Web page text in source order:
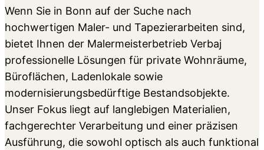
Wenn Sie in Bonn auf der Suche nach
hochwertigen Maler- und Tapezierarbeiten sind,
bietet Ihnen der Malermeisterbetrieb Verbaj
professionelle Lösungen für private Wohnräume,
Büroflächen, Ladenlokale sowie
modernisierungsbedürftige Bestandsobjekte.
Unser Fokus liegt auf langlebigen Materialien,
fachgerechter Verarbeitung und einer präzisen
Ausführung, die sowohl optisch als auch funktional